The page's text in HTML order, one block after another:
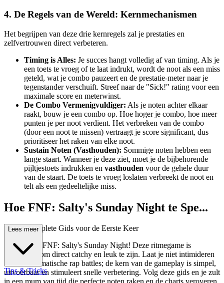
4. De Regels van de Wereld: Kernmechanismen
Het begrijpen van deze drie kernregels zal je prestaties en
zelfvertrouwen direct verbeteren.
Timing is Alles: Je succes hangt volledig af van timing. Als je
een toets te vroeg of te laat indrukt, wordt de noot als een miss
geteld, wat je combo pauzeert en de prestatie-meter naar je
tegenstander verschuift. Streef naar de "Sick!" rating voor een
maximale score en meterwinst.
De Combo Vermenigvuldiger: Als je noten achter elkaar
raakt, bouw je een combo op. Hoe hoger je combo, hoe meer
punten je per noot verdient. Het verbreken van de combo
(door een noot te missen) vertraagt je score significant, dus
prioritiseer het raken van elke noot.
Sustain Noten (Vasthouden): Sommige noten hebben een
lange staart. Wanneer je deze ziet, moet je de bijbehorende
pijltjestoets indrukken en vasthouden voor de gehele duur
van de staart. De toets te vroeg loslaten verbreekt de noot en
telt als een gedeeltelijke miss.
Hoe FNF: Salty's Sunday Night te Spe...
len: Je Complete Gids voor de Eerste Keer
Welkom bij FNF: Salty's Sunday Night! Deze ritmegame is
ontworpen om direct catchy en leuk te zijn. Laat je niet intimideren
door de dramatische rap battles; de kern van de gameplay is simpel,
uitvoerbaar en stimuleert snelle verbetering. Volg deze gids en je zult
Lees meer
Tips & Tricks